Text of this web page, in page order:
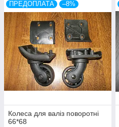
ПРЕДОПЛАТА –8%
Колеса для валіз поворотні
66*68